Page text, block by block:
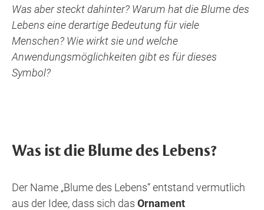
Was aber steckt dahinter? Warum hat die Blume des
Lebens eine derartige Bedeutung für viele
Menschen? Wie wirkt sie und welche
Anwendungsmöglichkeiten gibt es für dieses
Symbol?
Was ist die Blume des Lebens?
Der Name „Blume des Lebens“ entstand vermutlich
aus der Idee, dass sich das Ornament